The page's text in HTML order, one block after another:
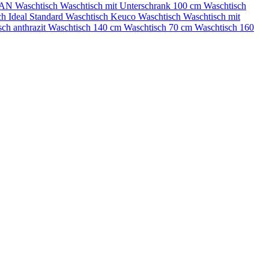
Waschtisch Waschtisch mit Unterschrank 100 cm Waschtisch
Ideal Standard Waschtisch Keuco Waschtisch Waschtisch mit
anthrazit Waschtisch 140 cm Waschtisch 70 cm Waschtisch 160